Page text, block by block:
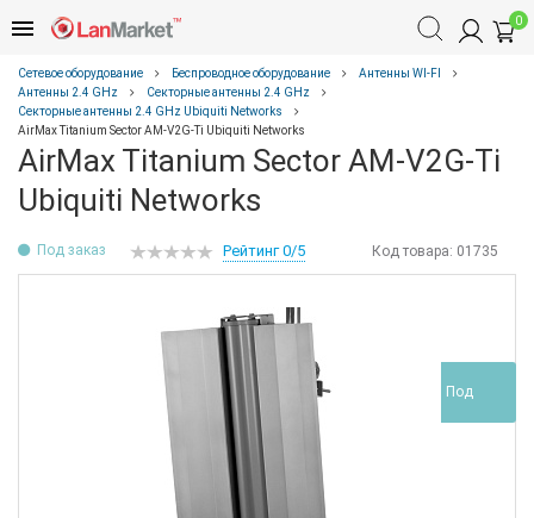
0
Сетевое оборудование Беспроводное оборудование
Антенны WI-FI
Антенны 2.4 GHz
Секторные антенны 2.4 GHz
Секторные антенны 2.4 GHz Ubiquiti Networks
AirMax Titanium Sector AM-V2G-Ti Ubiquiti Networks
AirMax Titanium Sector AM-V2G-Ti
Ubiquiti Networks
Под заказ Код товара: 01735
Рейтинг 0/5
Под